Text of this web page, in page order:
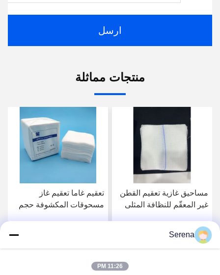
ارسل
منتجات مماثلة
مساحيق غازية تعقيم القطن
غير المعقّم للنظافة المثلى
احصل على أفضل سعر
تعقيم غاما تعقيم غاز
مسحوقات المكشوفة حجم
Serena
11:26 PM